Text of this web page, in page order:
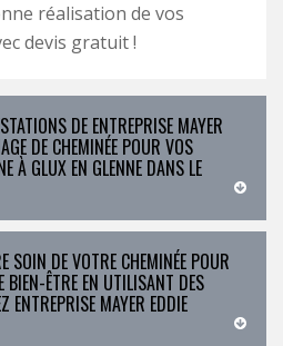
réalisation de vos
devis gratuit !
DE ENTREPRISE MAYER
DE CHEMINÉE POUR VOS
À GLUX EN GLENNE DANS LE
SOIN DE VOTRE CHEMINÉE POUR
BIEN-ÊTRE EN UTILISANT DES
ENTREPRISE MAYER EDDIE